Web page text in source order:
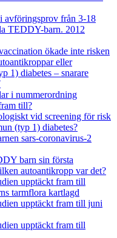
avföringsprov från 3-18
TEDDY-barn. 2012
ökade inte risken
eller
1) diabetes – snarare
i nummerordning
till?
vid screening för risk
(typ 1) diabetes?
sars-coronavirus-2
barn sin första
autoantikropp var det?
upptäckt fram till
tarmflora kartlagd
upptäckt fram till juni
upptäckt fram till